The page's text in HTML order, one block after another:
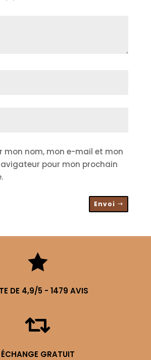
mon nom, mon e-mail et mon
pour mon prochain
Envoi

DE 4,9/5 - 1479 AVIS

ÉCHANGE GRATUIT